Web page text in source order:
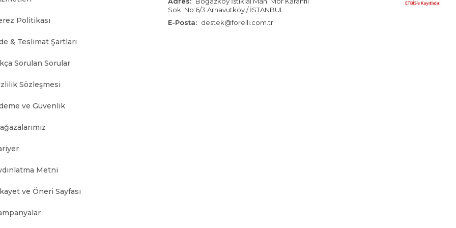
Politikası
& Teslimat Şartları
Sorulan Sorular
Sözleşmesi
ve Güvenlik
Metni
ve Öneri Sayfası
Sok. No:6/3 Arnavutköy / İSTANBUL
E-Posta: destek@forelli.com.tr